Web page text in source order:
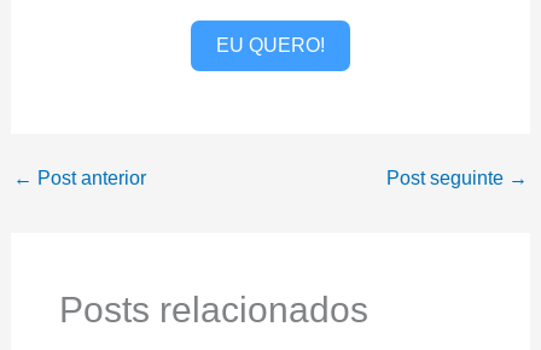
EU QUERO!
← Post anterior Post seguinte →
Posts relacionados